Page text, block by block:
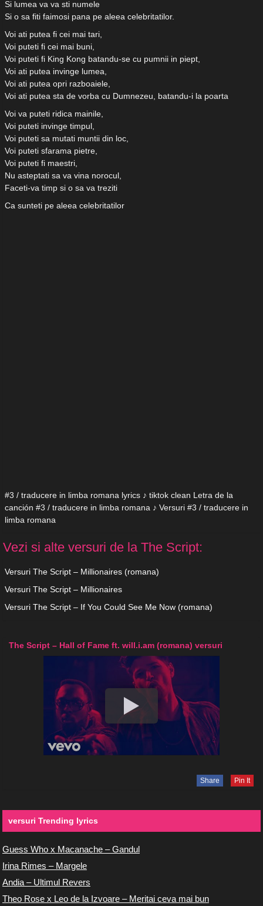
Si lumea va va sti numele
Si o sa fiti faimosi pana pe aleea celebritatilor.
Voi ati putea fi cei mai tari,
Voi puteti fi cei mai buni,
Voi puteti fi King Kong batandu-se cu pumnii in piept,
Voi ati putea invinge lumea,
Voi ati putea opri razboaiele,
Voi ati putea sta de vorba cu Dumnezeu, batandu-i la poarta
Voi va puteti ridica mainile,
Voi puteti invinge timpul,
Voi puteti sa mutati muntii din loc,
Voi puteti sfarama pietre,
Voi puteti fi maestri,
Nu asteptati sa va vina norocul,
Faceti-va timp si o sa va treziti
Ca sunteti pe aleea celebritatilor
#3 / traducere in limba romana lyrics ♪ tiktok clean Letra de la
canción #3 / traducere in limba romana ♪ Versuri #3 / traducere in
limba romana
Vezi si alte versuri de la The Script:
Versuri The Script – Millionaires (romana)
Versuri The Script – Millionaires
Versuri The Script – If You Could See Me Now (romana)
The Script – Hall of Fame ft. will.i.am (romana) versuri
Share Pin It
versuri Trending lyrics
Guess Who x Macanache – Gandul
Irina Rimes – Margele
Andia – Ultimul Revers
Theo Rose x Leo de la Izvoare – Meritai ceva mai bun